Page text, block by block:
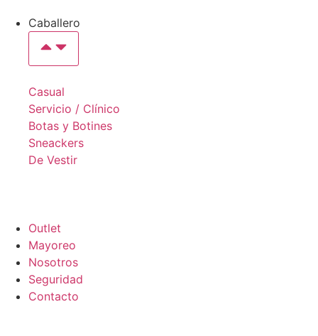
Caballero
Casual
Servicio / Clínico
Botas y Botines
Sneackers
De Vestir
Outlet
Mayoreo
Nosotros
Seguridad
Contacto